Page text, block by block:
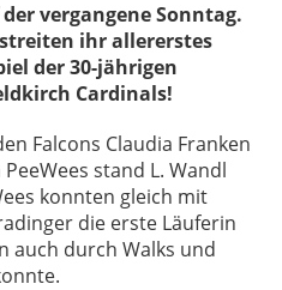
vergangene Sonntag.
ihr allererstes
der 30-jährigen
Cardinals!
Falcons Claudia Franken
stand L. Wandl
konnten gleich mit
die erste Läuferin
auch durch Walks und